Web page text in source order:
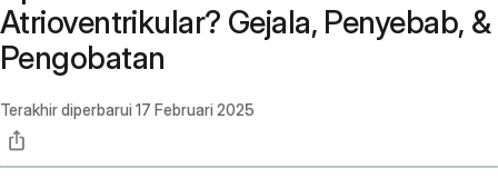
Atrioventrikular? Gejala, Penyebab, &
Pengobatan
Terakhir diperbarui 17 Februari 2025